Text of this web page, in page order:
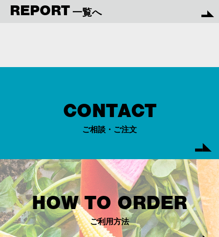
REPORT 一覧へ
CONTACT
ご相談・ご注文
HOW TO ORDER
ご利用方法